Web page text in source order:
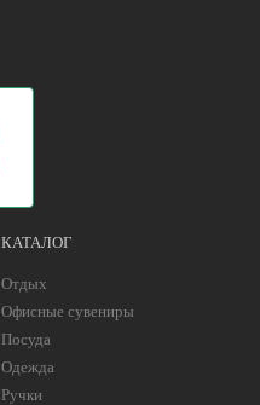
КАТАЛОГ
Отдых
Офисные сувениры
Посуда
Одежда
Ручки